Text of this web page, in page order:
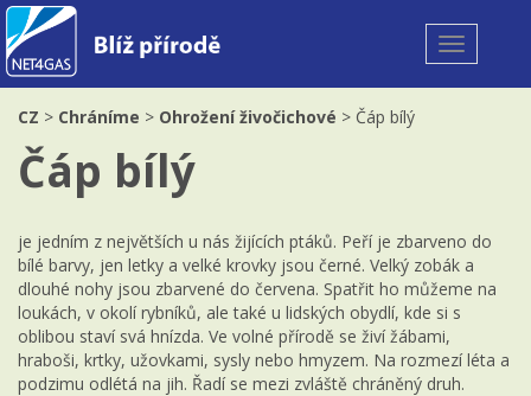
Toggle
navigation
CZ > Chráníme > Ohrožení živočichové > Čáp bílý
Čáp bílý
je jedním z největších u nás žijících ptáků. Peří je zbarveno do
bílé barvy, jen letky a velké krovky jsou černé. Velký zobák a
dlouhé nohy jsou zbarvené do červena. Spatřit ho můžeme na
loukách, v okolí rybníků, ale také u lidských obydlí, kde si s
oblibou staví svá hnízda. Ve volné přírodě se živí žábami,
hraboši, krtky, užovkami, sysly nebo hmyzem. Na rozmezí léta a
podzimu odlétá na jih. Řadí se mezi zvláště chráněný druh.